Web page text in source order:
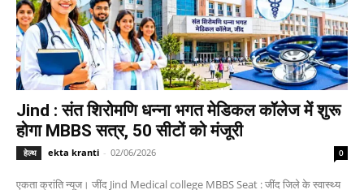
Jind : संत शिरोमणि धन्ना भगत मेडिकल कॉलेज में शुरू
होगा MBBS सत्र, 50 सीटों को मंजूरी
हेल्थ ekta kranti - 02/06/2026 0
एकता क्रांति न्यूज। जींद Jind Medical college MBBS Seat : जींद जिले के स्वास्थ्य